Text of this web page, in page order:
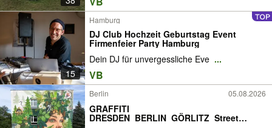
15
Hamburg
DJ Club Hochzeit Geburtstag Event
Firmenfeier Party Hamburg
Dein DJ für unvergessliche Eve ...
VB
Berlin 05.08.2026
GRAFFITI
DRESDEN_BERLIN_GÖRLITZ_Street